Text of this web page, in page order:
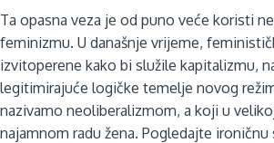
Ta opasna veza je od puno veće koristi
feminizmu. U današnje vrijeme,
izvitoperene kako bi služile kapitalizmu,
legitimirajuće logičke temelje novog
nazivamo neoliberalizmom, a koji u
najamnom radu žena. Pogledajte ironičnu